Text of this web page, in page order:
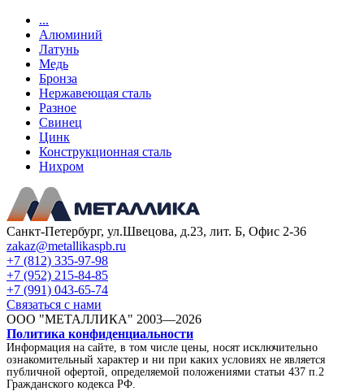
...
Алюминий
Латунь
Медь
Бронза
Нержавеющая сталь
Разное
Свинец
Цинк
Конструкционная сталь
Нихром
Санкт-Петербург, ул.Швецова, д.23, лит. Б, Офис 2-36
zakaz@metallikaspb.ru
+7 (812) 335-97-98
+7 (952) 215-84-85
+7 (991) 043-65-74
Связаться с нами
ООО "МЕТАЛЛИКА" 2003—2026
Политика конфиденциальности
Информация на сайте, в том числе цены, носят исключительно
ознакомительный характер и ни при каких условиях не является
публичной офертой, определяемой положениями статьи 437 п.2
Гражданского кодекса РФ.